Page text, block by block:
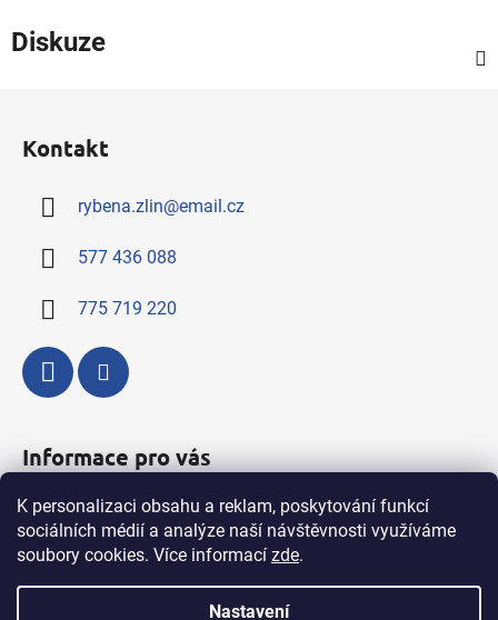
K personalizaci obsahu a reklam, poskytování funkcí
sociálních médií a analýze naší návštěvnosti využíváme
soubory cookies. Více informací zde.
Nastavení
Diskuze
Kontakt
rybena.zlin@email.cz
577 436 088
775 719 220
Informace pro vás
Kompletní nabídka výrobků a služeb
Obchodní podmínky